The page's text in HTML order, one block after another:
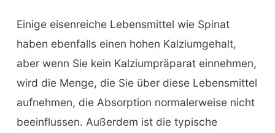
Einige eisenreiche Lebensmittel wie Spinat
haben ebenfalls einen hohen Kalziumgehalt,
aber wenn Sie kein Kalziumpräparat einnehmen,
wird die Menge, die Sie über diese Lebensmittel
aufnehmen, die Absorption normalerweise nicht
beeinflussen. Außerdem ist die typische